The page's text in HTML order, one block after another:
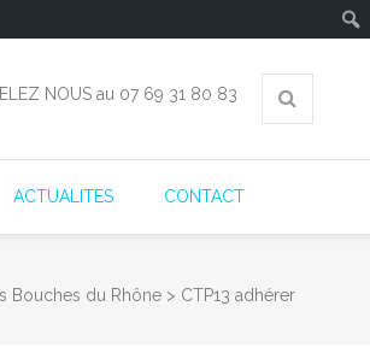
NOUS au 07 69 31 80 83
ACTUALITES CONTACT
Bouches du Rhône > CTP13 adhérer